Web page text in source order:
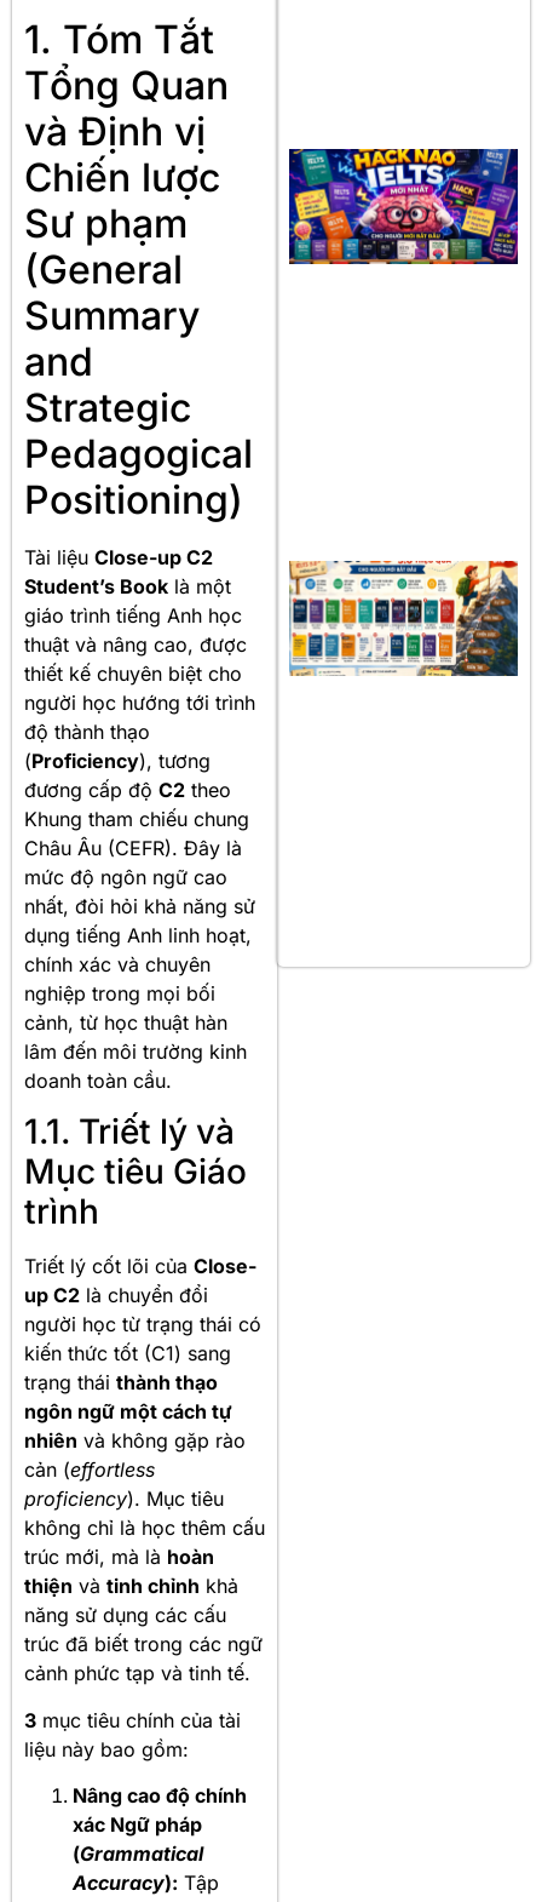
1. Tóm Tắt
Tổng Quan
và Định vị
Chiến lược
Sư phạm
(General
Summary
and
Strategic
Pedagogical
Positioning)
Tài liệu Close-up C2
Student’s Book là một
giáo trình tiếng Anh học
thuật và nâng cao, được
thiết kế chuyên biệt cho
người học hướng tới trình
độ thành thạo
(Proficiency), tương
đương cấp độ C2 theo
Khung tham chiếu chung
Châu Âu (CEFR). Đây là
mức độ ngôn ngữ cao
nhất, đòi hỏi khả năng sử
dụng tiếng Anh linh hoạt,
chính xác và chuyên
nghiệp trong mọi bối
cảnh, từ học thuật hàn
lâm đến môi trường kinh
doanh toàn cầu.
1.1. Triết lý và
Mục tiêu Giáo
trình
Triết lý cốt lõi của Close-
up C2 là chuyển đổi
người học từ trạng thái có
kiến thức tốt (C1) sang
trạng thái thành thạo
ngôn ngữ một cách tự
nhiên và không gặp rào
cản (effortless
proficiency). Mục tiêu
không chỉ là học thêm cấu
trúc mới, mà là hoàn
thiện và tinh chỉnh khả
năng sử dụng các cấu
trúc đã biết trong các ngữ
cảnh phức tạp và tinh tế.
3 mục tiêu chính của tài
liệu này bao gồm:
Nâng cao độ chính
xác Ngữ pháp
(Grammatical
Accuracy): Tập